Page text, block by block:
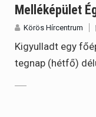
Melléképület
Körös Hírcentrum
Kigyulladt egy
tegnap (hétfő)